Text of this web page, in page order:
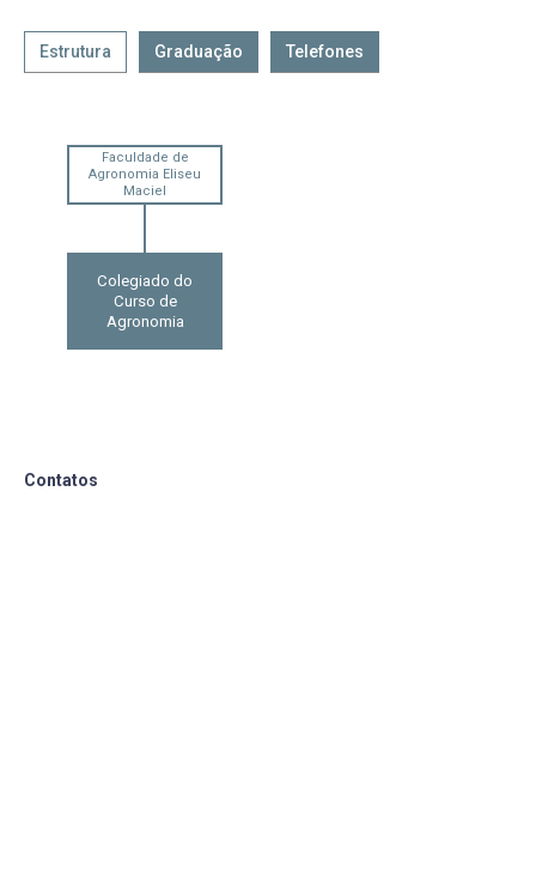
Estrutura Graduação Telefones
Faculdade de
Agronomia Eliseu
Maciel
Colegiado do
Curso de
Agronomia
Contatos